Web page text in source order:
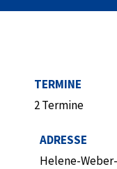
TERMINE
2 Termine
ADRESSE
Helene-